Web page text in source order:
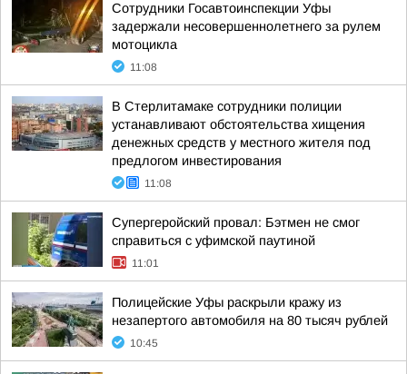
Сотрудники Госавтоинспекции Уфы
задержали несовершеннолетнего за рулем
мотоцикла
11:08
В Стерлитамаке сотрудники полиции
устанавливают обстоятельства хищения
денежных средств у местного жителя под
предлогом инвестирования
11:08
Супергеройский провал: Бэтмен не смог
справиться с уфимской паутиной
11:01
Полицейские Уфы раскрыли кражу из
незапертого автомобиля на 80 тысяч рублей
10:45